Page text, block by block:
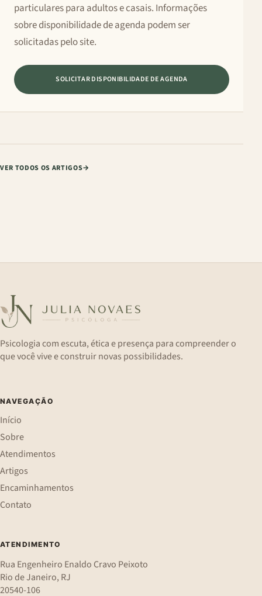
particulares para adultos e casais. Informações
sobre disponibilidade de agenda podem ser
solicitadas pelo site.
SOLICITAR DISPONIBILIDADE DE AGENDA
VER TODOS OS ARTIGOS→
Psicologia com escuta, ética e presença para compreender o
que você vive e construir novas possibilidades.
NAVEGAÇÃO
Início
Sobre
Atendimentos
Artigos
Encaminhamentos
Contato
ATENDIMENTO
Rua Engenheiro Enaldo Cravo Peixoto
Rio de Janeiro, RJ
20540-106